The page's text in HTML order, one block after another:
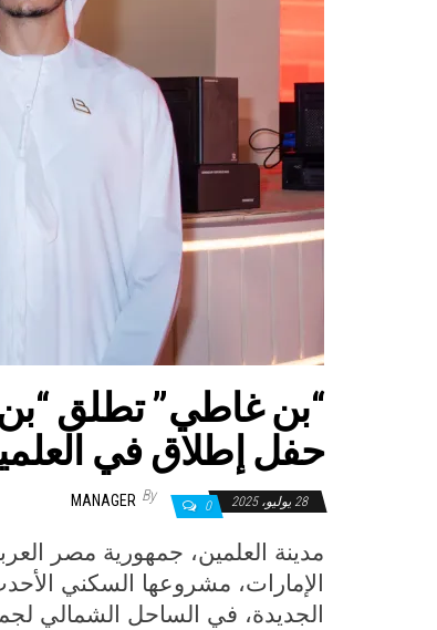
حفل إطلاق في
28 يوليو، 2025 0
By
MANAGER
الإمارات، مشروعها السكني
الجديدة، في الساحل الشمالي